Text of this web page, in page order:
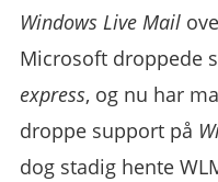
Windows Live Mail
Microsoft droppede
express, og nu har
droppe support på
dog stadig hente